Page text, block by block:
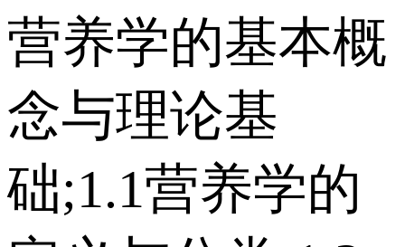
营养学的基本概
念与理论基
础;1.1营养学的